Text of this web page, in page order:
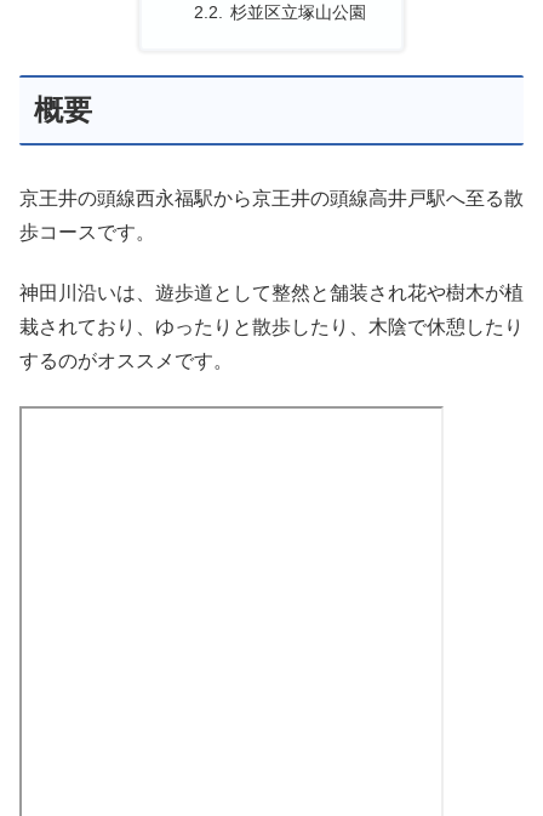
杉並区立塚山公園
概要
京王井の頭線西永福駅から京王井の頭線高井戸駅へ至る散
歩コースです。
神田川沿いは、遊歩道として整然と舗装され花や樹木が植
栽されており、ゆったりと散歩したり、木陰で休憩したり
するのがオススメです。